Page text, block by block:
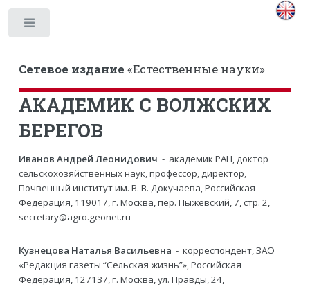
Сетевое издание «Естественные науки»
АКАДЕМИК С ВОЛЖСКИХ
БЕРЕГОВ
Иванов Андрей Леонидович - академик РАН, доктор
сельскохозяйственных наук, профессор, директор,
Почвенный институт им. В. В. Докучаева, Российская
Федерация, 119017, г. Москва, пер. Пыжевский, 7, стр. 2,
secretary@agro.geonet.ru
Кузнецова Наталья Васильевна - корреспондент, ЗАО
«Редакция газеты “Сельская жизнь”», Российская
Федерация, 127137, г. Москва, ул. Правды, 24,